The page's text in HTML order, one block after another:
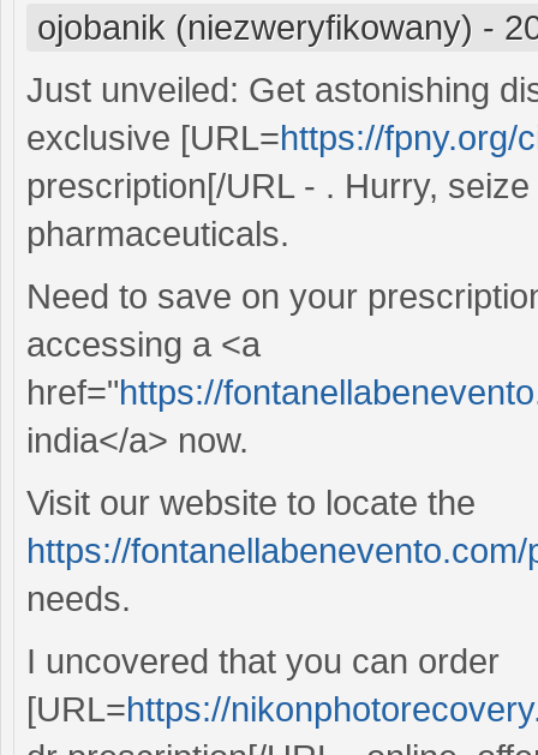
ojobanik (niezweryfikowany) -
Just unveiled: Get astonishing
exclusive [URL=https://fpny.org/
prescription[/URL - . Hurry,
pharmaceuticals.
Need to save on your
accessing a <a
href="https://
india</a> now.
Visit our website to locate the
https://
needs.
I uncovered that you can order
[URL=https://